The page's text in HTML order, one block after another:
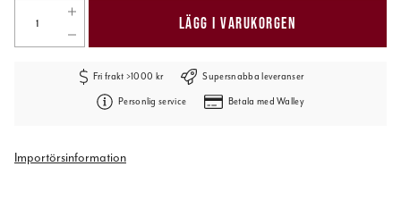
LÄGG I VARUKORGEN
Fri frakt >1000 kr Supersnabba leveranser
Personlig service Betala med Walley
Importörsinformation